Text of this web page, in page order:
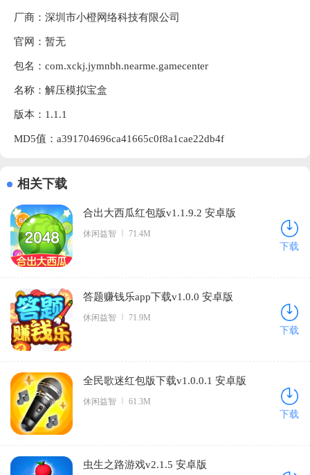
厂商： 深圳市小橙网络科技有限公司
官网：暂无
包名：com.xckj.jymnbh.nearme.gamecenter
名称：解压模拟宝盒
版本：1.1.1
MD5值：a391704696ca41665c0f8a1cae22db4f
相关下载
合出大西瓜红包版v1.1.9.2 安卓版
休闲益智 71.4M
下载
答题赚钱乐app下载v1.0.0 安卓版
休闲益智 71.9M
下载
全民歌迷红包版下载v1.0.0.1 安卓版
休闲益智 61.3M
下载
虫生之路游戏v2.1.5 安卓版